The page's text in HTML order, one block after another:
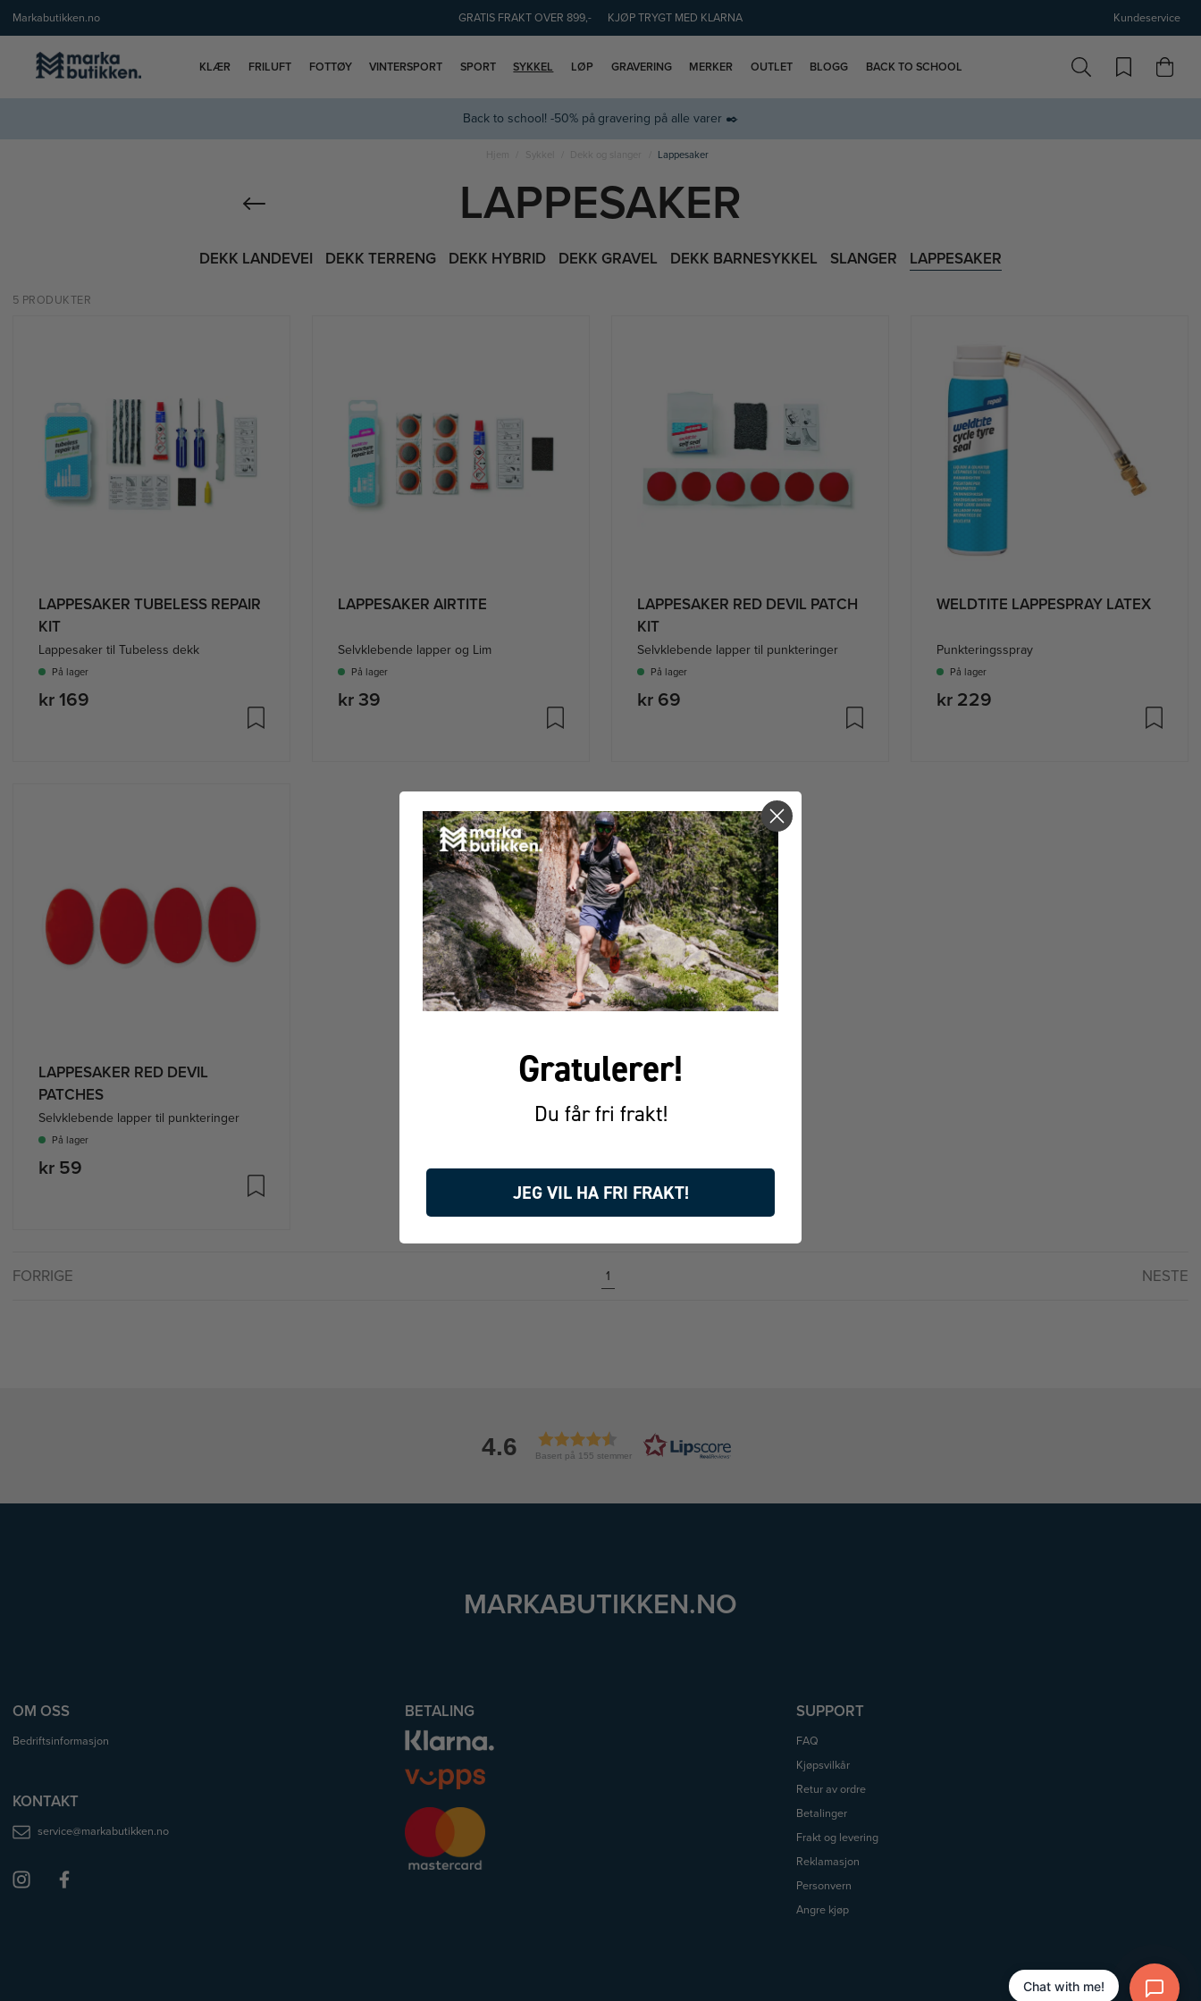
Markabutikken.no GRATIS FRAKT OVER 899,- KJØP TRYGT MED KLARNA Kundeservice
KLÆR FRILUFT FOTTØY VINTERSPORT SPORT SYKKEL LØP GRAVERING MERKER OUTLET BLOGG BACK TO SCHOOL
Back to school! -50% på gravering på alle varer ✒️
Hjem Sykkel Dekk og slanger Lappesaker
LAPPESAKER
DEKK LANDEVEI DEKK TERRENG DEKK HYBRID DEKK GRAVEL DEKK BARNESYKKEL SLANGER LAPPESAKER
5 PRODUKTER
LAPPESAKER TUBELESS REPAIR
KIT
Lappesaker til Tubeless dekk
På lager
kr 169
LAPPESAKER AIRTITE
Selvklebende lapper og Lim
På lager
kr 39
LAPPESAKER RED DEVIL PATCH
KIT
Selvklebende lapper til punkteringer
På lager
kr 69
WELDTITE LAPPESPRAY LATEX
Punkteringsspray
På lager
kr 229
LAPPESAKER RED DEVIL
PATCHES
Selvklebende lapper til punkteringer
På lager
kr 59
FORRIGE 1 NESTE
4.6 Basert på 155 stemmer
MARKABUTIKKEN.NO
OM OSS
Bedriftsinformasjon
KONTAKT
service@markabutikken.no
BETALING SUPPORT
FAQ
Kjøpsvilkår
Retur av ordre
Betalinger
Frakt og levering
Reklamasjon
Personvern
Angre kjøp
Chat with me!
Gratulerer!
Du får fri frakt!
JEG VIL HA FRI FRAKT!